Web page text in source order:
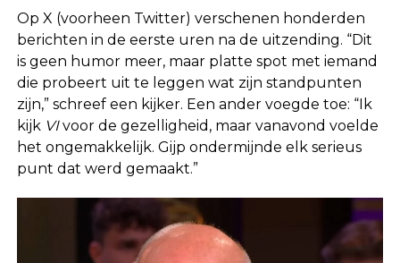
Op X (voorheen Twitter) verschenen honderden
berichten in de eerste uren na de uitzending. “Dit
is geen humor meer, maar platte spot met iemand
die probeert uit te leggen wat zijn standpunten
zijn,” schreef een kijker. Een ander voegde toe: “Ik
kijk VIvoor de gezelligheid, maar vanavond voelde
het ongemakkelijk. Gijp ondermijnde elk serieus
punt dat werd gemaakt.”